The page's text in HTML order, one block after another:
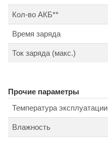
Кол-во АКБ**
Время заряда
Ток заряда (макс.)
Прочие параметры
Температура эксплуатации
Влажность